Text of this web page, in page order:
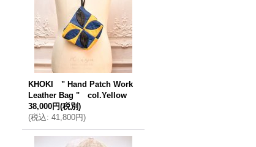
A.PRESSE " Vintage Light Weight R
eversible Sweatshirt " col.Gray Nav
48,000円
(税別)
税込: 52,800円
KHOKI " Hand Patch Work
Leather Bag " col.Yellow
38,000円(税別)
(税込: 41,800円)